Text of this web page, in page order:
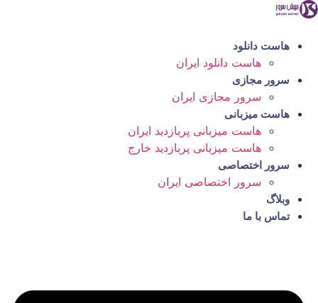
پرش
محتوا
هاست دانلود
هاست دانلود ایران
سرور مجازی
سرور مجازی ایران
هاست میزبانی
هاست میزبانی پربازدید ایران
هاست میزبانی پربازدید خارج
سرور اختصاصی
سرور اختصاصی ایران
وبلاگ
تماس با ما